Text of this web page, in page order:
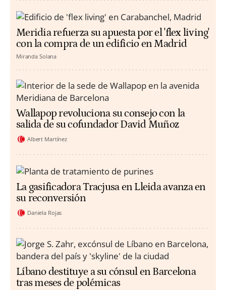
Meridia refuerza su apuesta por el 'flex living'
con la compra de un edificio en Madrid
Miranda Solana
Wallapop revoluciona su consejo con la
salida de su cofundador David Muñoz
Albert Martínez
La gasificadora Tracjusa en Lleida avanza en
su reconversión
Daniela Rojas
Líbano destituye a su cónsul en Barcelona
tras meses de polémicas